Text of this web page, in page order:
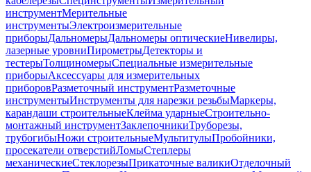
инструментМерительные
инструментыЭлектроизмерительные
приборыДальномерыДальномеры оптическиеНивелиры,
лазерные уровниПирометрыДетекторы и
тестерыТолщиномерыСпециальные измерительные
приборыАксессуары для измерительных
приборовРазметочный инструментРазметочные
инструментыИнструменты для нарезки резьбыМаркеры,
карандаши строительныеКлейма ударныеСтроительно-
монтажный инструментЗаклепочникиТруборезы,
трубогибыНожи строительныеМультитулыПробойники,
просекатели отверстийЛомыСтеплеры
механическиеСтеклорезыПрикаточные валикиОтделочный